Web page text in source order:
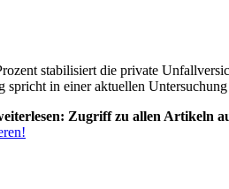
stabilisiert die private
spricht in einer aktuellen
Zugriff zu allen Artikeln